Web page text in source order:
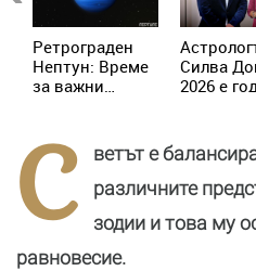
Ретрограден
Нептун: Време
за важни
Силва
2026 е
новата
реалност
С
ветът е
различните
зодии и това му
равновесие.